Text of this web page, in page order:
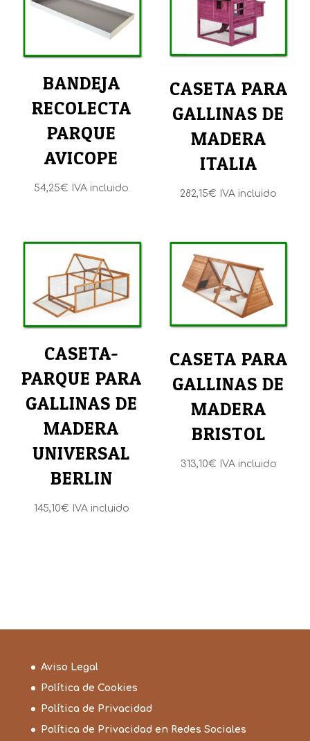
BANDEJA
RECOLECTA
PARQUE
AVICOPE
54,25€ IVA incluido
CASETA PARA
GALLINAS DE
MADERA
ITALIA
282,15€ IVA incluido
CASETA-
PARQUE PARA
GALLINAS DE
MADERA
UNIVERSAL
BERLIN
145,10€ IVA incluido
CASETA PARA
GALLINAS DE
MADERA
BRISTOL
313,10€ IVA incluido
Aviso Legal
Política de Cookies
Política de Privacidad
Política de Privacidad en Redes Sociales